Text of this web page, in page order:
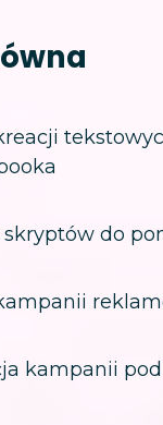
skryptów do
kampanii